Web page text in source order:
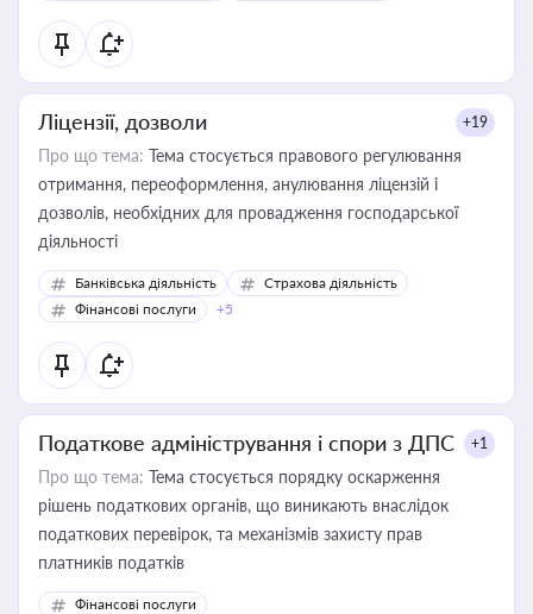
Ліцензії, дозволи +19
Про що тема: Тема стосується правового регулювання
отримання, переоформлення, анулювання ліцензій і
дозволів, необхідних для провадження господарської
діяльності
Банківська діяльність
Страхова діяльність
Фінансові послуги
+5
Податкове адміністрування і спори з ДПС +1
Про що тема: Тема стосується порядку оскарження
рішень податкових органів, що виникають внаслідок
податкових перевірок, та механізмів захисту прав
платників податків
Фінансові послуги